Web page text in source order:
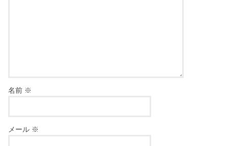
名前 ※
メール ※